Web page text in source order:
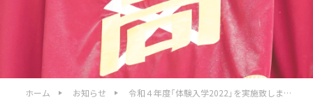
ホーム お知らせ
令和４年度「体験入学2022」を実施致しまし